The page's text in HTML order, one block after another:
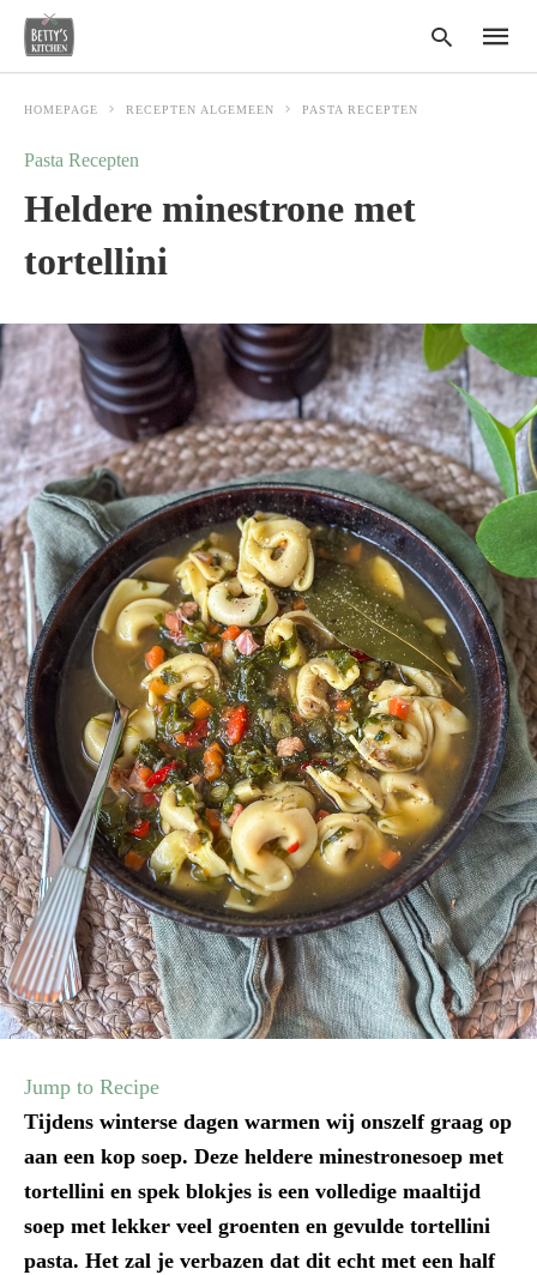
HOMEPAGE RECEPTEN ALGEMEEN PASTA RECEPTEN
Pasta Recepten
Heldere minestrone met
tortellini
Jump to Recipe
Tijdens winterse dagen warmen wij onszelf graag op
aan een kop soep. Deze heldere minestronesoep met
tortellini en spek blokjes is een volledige maaltijd
soep met lekker veel groenten en gevulde tortellini
pasta. Het zal je verbazen dat dit echt met een half